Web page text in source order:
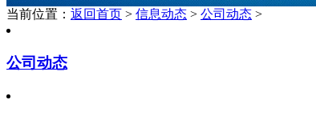
当前位置： 返回首页 > 信息动态 > 公司动态 >
公司动态